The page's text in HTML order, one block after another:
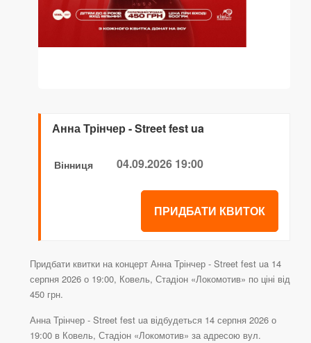
Анна Трінчер - Street fest ua
Вінниця 04.09.2026 19:00
ПРИДБАТИ КВИТОК
Придбати квитки на концерт Анна Трінчер - Street fest ua 14
серпня 2026 о 19:00, Ковель, Стадіон «Локомотив» по ціні від
450 грн.
Анна Трінчер - Street fest ua відбудеться 14 серпня 2026 о
19:00 в Ковель, Стадіон «Локомотив» за адресою вул.